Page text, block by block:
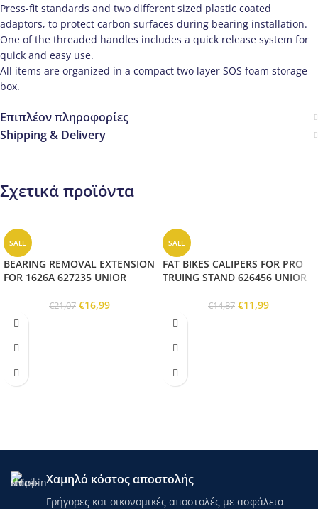
Press-fit standards and two different sized plastic coated
adaptors, to protect carbon surfaces during bearing installation.
One of the threaded handles includes a quick release system for
quick and easy use.
All items are organized in a compact two layer SOS foam storage
box.
Επιπλέον πληροφορίες
Shipping & Delivery
Σχετικά προϊόντα
SALE
BEARING REMOVAL EXTENSION
FOR 1626A 627235 UNIOR
€21,07 €16,99
SALE
FAT BIKES CALIPERS FOR PRO
TRUING STAND 626456 UNIOR
€14,87 €11,99
Χαμηλό κόστος αποστολής
Γρήγορες και οικονομικές αποστολές με ασφάλεια